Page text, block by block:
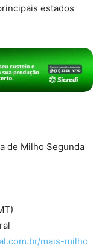
estados
de Milho Segunda
mais-milho